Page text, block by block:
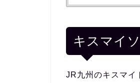
キスマイ
JR九州のキスマイ